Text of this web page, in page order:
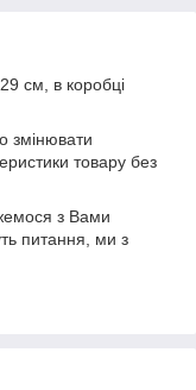
см, в коробці
змінювати
товару без
з Вами
питання, ми з